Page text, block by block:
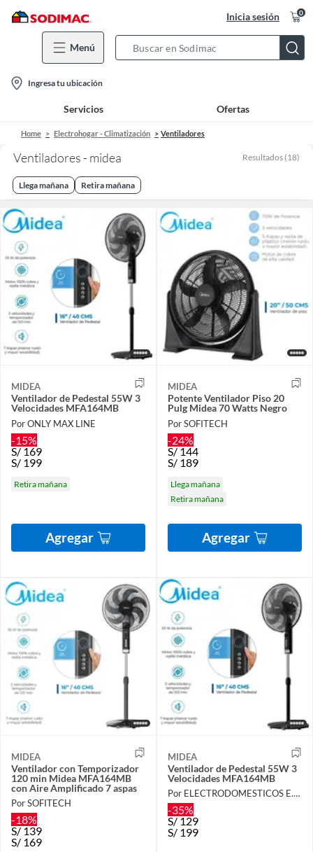
Inicia sesión 0
Menú
Bar
location-
icon
Ingresa tu ubicación
Servicios Ofertas
Home Electrohogar - Climatización Ventiladores
Ventiladores - midea Resultados (18)
Llega mañana Retira mañana
MIDEA
Ventilador de Pedestal 55W 3
Velocidades MFA164MB
Por ONLY MAX LINE
-15%
S/169
S/ 199
Retira mañana
Agregar
MIDEA
Potente Ventilador Piso 20
Pulg Midea 70 Watts Negro
Por SOFITECH
-24%
S/144
S/ 189
Llega mañana
Retira mañana
Agregar
MIDEA
Ventilador con Temporizador
120 min Midea MFA164MB
con Aire Amplificado 7 aspas
Por SOFITECH
-18%
S/139
S/ 169
MIDEA
Ventilador de Pedestal 55W 3
Velocidades MFA164MB
Por ELECTRODOMESTICOS E.I.R.L
-35%
S/129
S/ 199